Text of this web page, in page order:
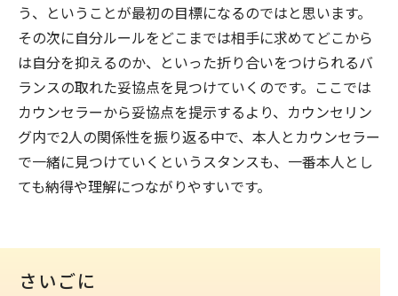
う、ということが最初の目標になるのではと思います。
その次に自分ルールをどこまでは相手に求めてどこから
は自分を抑えるのか、といった折り合いをつけられるバ
ランスの取れた妥協点を見つけていくのです。ここでは
カウンセラーから妥協点を提示するより、カウンセリン
グ内で2人の関係性を振り返る中で、本人とカウンセラー
で一緒に見つけていくというスタンスも、一番本人とし
ても納得や理解につながりやすいです。
さいごに